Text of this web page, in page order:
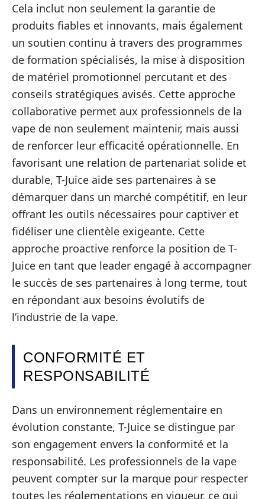
Cela inclut non seulement la garantie de
produits fiables et innovants, mais également
un soutien continu à travers des programmes
de formation spécialisés, la mise à disposition
de matériel promotionnel percutant et des
conseils stratégiques avisés. Cette approche
collaborative permet aux professionnels de la
vape de non seulement maintenir, mais aussi
de renforcer leur efficacité opérationnelle. En
favorisant une relation de partenariat solide et
durable, T-Juice aide ses partenaires à se
démarquer dans un marché compétitif, en leur
offrant les outils nécessaires pour captiver et
fidéliser une clientèle exigeante. Cette
approche proactive renforce la position de T-
Juice en tant que leader engagé à accompagner
le succès de ses partenaires à long terme, tout
en répondant aux besoins évolutifs de
l’industrie de la vape.
CONFORMITÉ ET
RESPONSABILITÉ
Dans un environnement réglementaire en
évolution constante, T-Juice se distingue par
son engagement envers la conformité et la
responsabilité. Les professionnels de la vape
peuvent compter sur la marque pour respecter
toutes les réglementations en vigueur, ce qui